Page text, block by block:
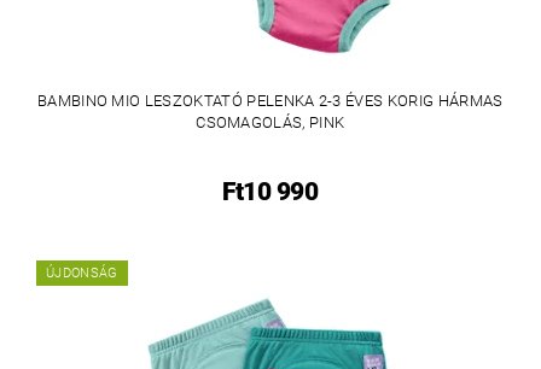
BAMBINO MIO LESZOKTATÓ PELENKA 2-3 ÉVES KORIG HÁRMAS
CSOMAGOLÁS, PINK
Ft10 990
ÚJDONSÁG